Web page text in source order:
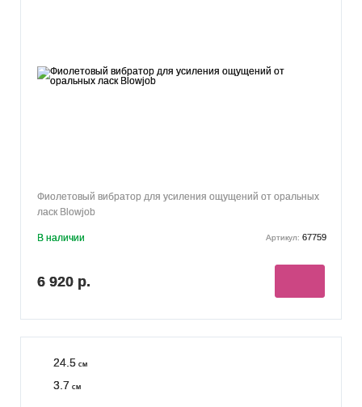
Фиолетовый вибратор для усиления ощущений от оральных
ласк Blowjob
В наличии Артикул: 67759
6 920 р.
24.5 см
3.7 см